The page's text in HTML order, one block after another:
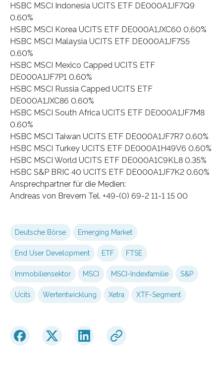
HSBC MSCI Indonesia UCITS ETF DE000A1JF7Q9
0.60%
HSBC MSCI Korea UCITS ETF DE000A1JXC60 0.60%
HSBC MSCI Malaysia UCITS ETF DE000A1JF7S5
0.60%
HSBC MSCI Mexico Capped UCITS ETF
DE000A1JF7P1 0.60%
HSBC MSCI Russia Capped UCITS ETF
DE000A1JXC86 0.60%
HSBC MSCI South Africa UCITS ETF DE000A1JF7M8
0.60%
HSBC MSCI Taiwan UCITS ETF DE000A1JF7R7 0.60%
HSBC MSCI Turkey UCITS ETF DE000A1H49V6 0.60%
HSBC MSCI World UCITS ETF DE000A1C9KL8 0.35%
HSBC S&P BRIC 40 UCITS ETF DE000A1JF7K2 0.60%
Ansprechpartner für die Medien:
Andreas von Brevern Tel. +49-(0) 69-2 11-1 15 00
Deutsche Börse Emerging Market
End User Development ETF FTSE
Immobiliensektor MSCI MSCI-Indexfamilie S&P
Ucits Wertentwicklung Xetra XTF-Segment